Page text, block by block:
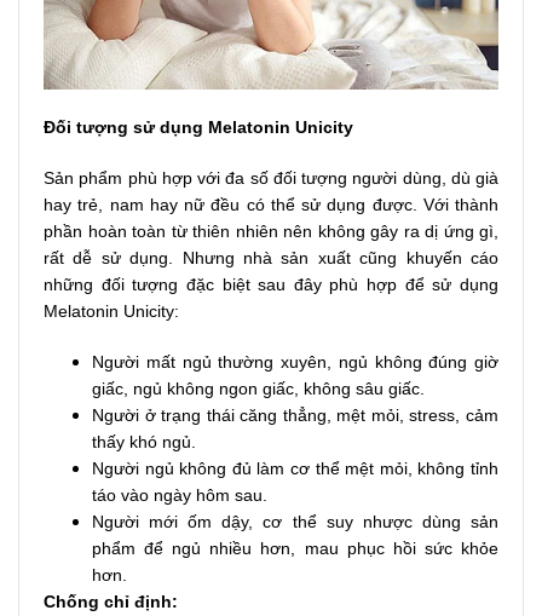
Đối tượng sử dụng Melatonin Unicity
Sản phẩm phù hợp với đa số đối tượng người dùng, dù già
hay trẻ, nam hay nữ đều có thể sử dụng được. Với thành
phần hoàn toàn từ thiên nhiên nên không gây ra dị ứng gì,
rất dễ sử dụng. Nhưng nhà sản xuất cũng khuyến cáo
những đối tượng đặc biệt sau đây phù hợp để sử dụng
Melatonin Unicity:
Người mất ngủ thường xuyên, ngủ không đúng giờ
giấc, ngủ không ngon giấc, không sâu giấc.
Người ở trạng thái căng thẳng, mệt mỏi, stress, cảm
thấy khó ngủ.
Người ngủ không đủ làm cơ thể mệt mỏi, không tỉnh
táo vào ngày hôm sau.
Người mới ốm dậy, cơ thể suy nhược dùng sản
phẩm để ngủ nhiều hơn, mau phục hồi sức khỏe
hơn.
Chống chỉ định: